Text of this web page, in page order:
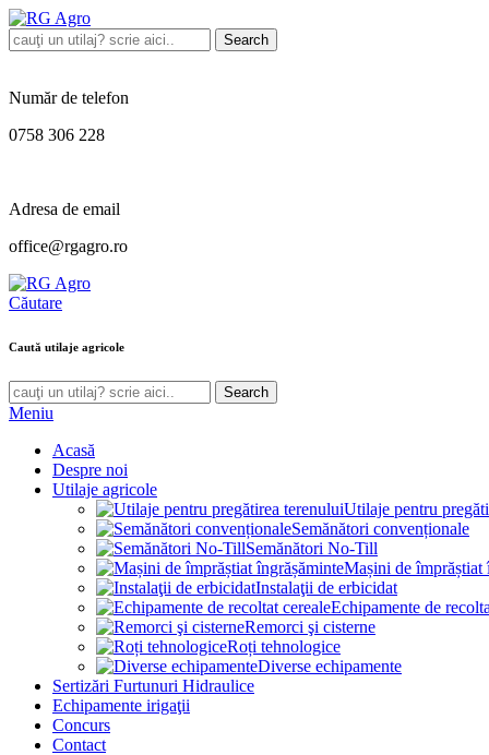
Search
Număr de telefon
0758 306 228
Adresa de email
office@rgagro.ro
Căutare
Caută utilaje agricole
Search
Meniu
Acasă
Despre noi
Utilaje agricole
Utilaje pentru
Semănători convenționale
Semănători No-Till
Mașini de împrăștiat
Instalaţii de erbicidat
Echipamente de
Remorci şi cisterne
Roți tehnologice
Diverse echipamente
Sertizări Furtunuri Hidraulice
Echipamente irigaţii
Concurs
Contact